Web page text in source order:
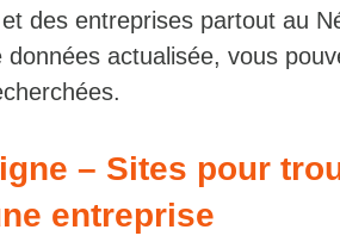
des entreprises partout au
actualisée, vous
– Sites pour
entreprise